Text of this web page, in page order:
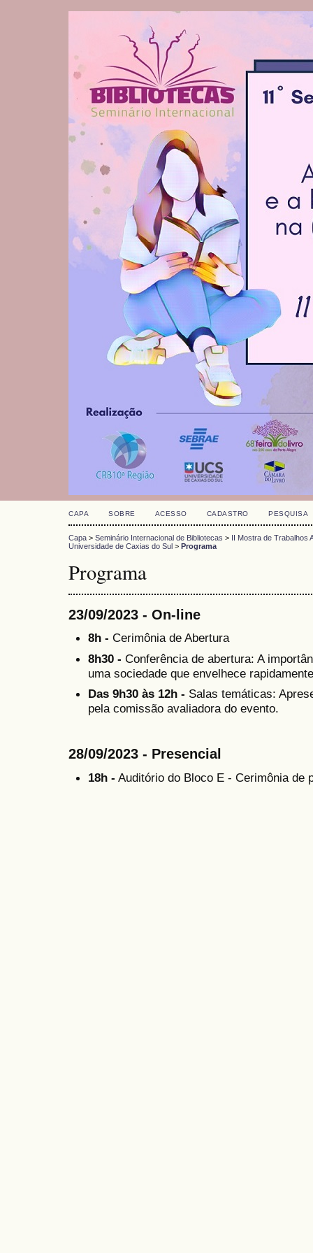
CAPA SOBRE ACESSO CADASTRO PESQUISA
Capa > Seminário Internacional de Bibliotecas > II Mostra de Trabalhos
Universidade de Caxias do Sul > Programa
Programa
23/09/2023 - On-line
8h - Cerimônia de Abertura
8h30 - Conferência de abertura: A
uma sociedade que envelhece
Das 9h30 às 12h - Salas temáticas:
pela comissão avaliadora do evento.
28/09/2023 - Presencial
18h - Auditório do Bloco E - Cerimônia de